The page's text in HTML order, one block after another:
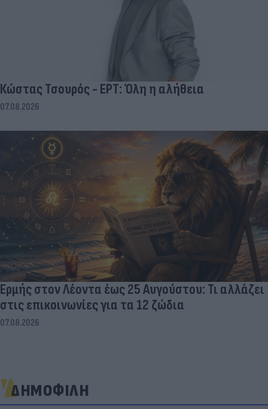
Κώστας Τσουρός - ΕΡΤ: Όλη η αλήθεια
07.08.2026
Ερμής στον Λέοντα έως 25 Αυγούστου: Τι αλλάζει
στις επικοινωνίες για τα 12 ζώδια
07.08.2026
ΔΗΜΟΦΙΛΗ